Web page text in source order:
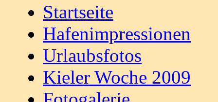
Startseite
Hafenimpressionen
Urlaubsfotos
Kieler Woche 2009